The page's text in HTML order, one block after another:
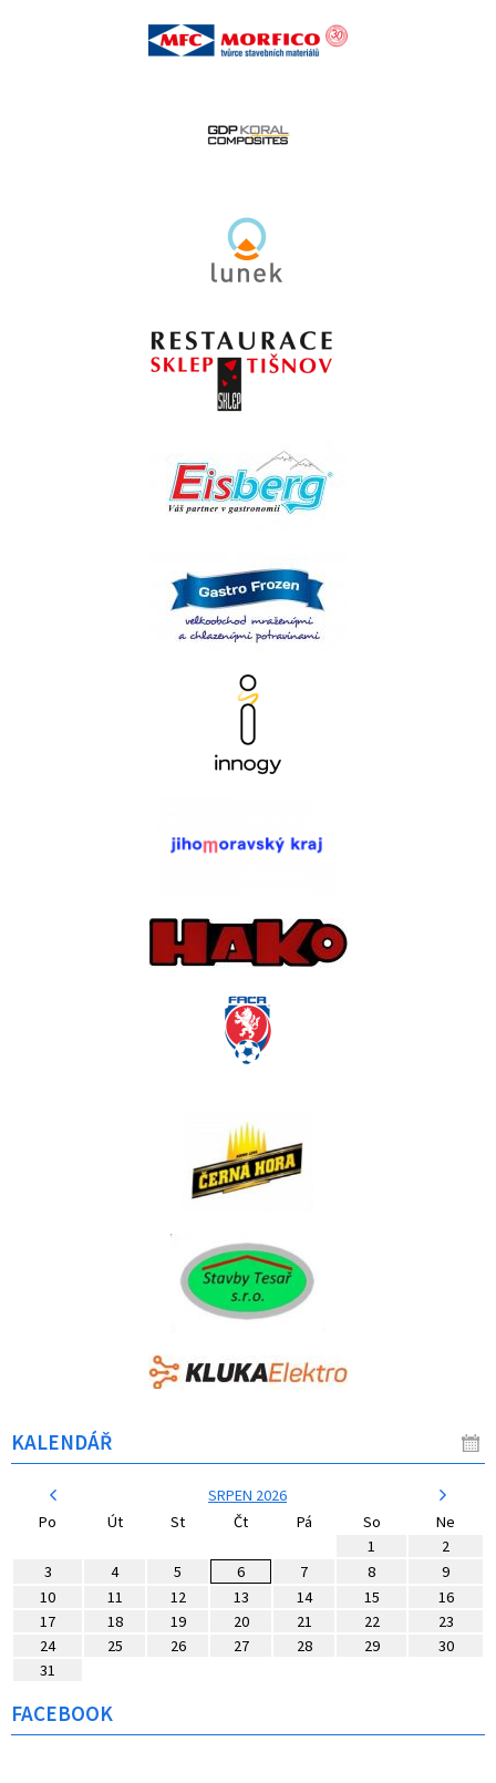
KALENDÁŘ
SRPEN 2026
Po
Út St Čt Pá So
Ne
1
2
3
4 5 6 7 8
9
10
11 12 13 14 15
16
17
18 19 20 21 22
23
24
25 26 27 28 29
30
31
FACEBOOK